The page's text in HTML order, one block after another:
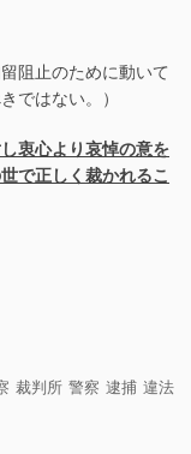
阻止のために動いて
ではない。）
衷心より哀悼の意を
で正しく裁かれるこ
裁判所 警察 逮捕 違法